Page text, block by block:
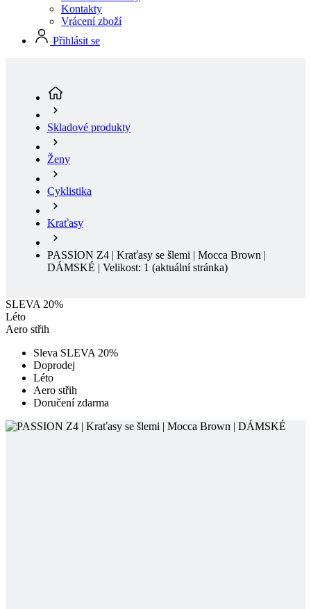
Ženy
Cyklistika
Kraťasy
PASSION Z4 | Kraťasy se šlemi | Mocca Brown |
DÁMSKÉ | Velikost: 1
SLEVA 20%
Aero střih
Doprodej
Aero střih